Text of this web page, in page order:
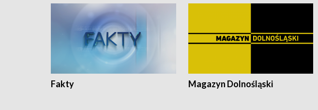
Fakty Magazyn Dolnośląski